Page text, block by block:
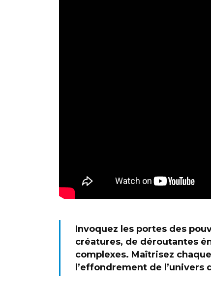
Invoquez les portes des
créatures, de déroutantes
complexes. Maîtrisez
l’effondrement de l’univers